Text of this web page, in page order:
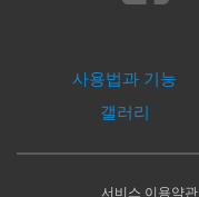
사용법과 기능
갤러리
서비스 이용약관